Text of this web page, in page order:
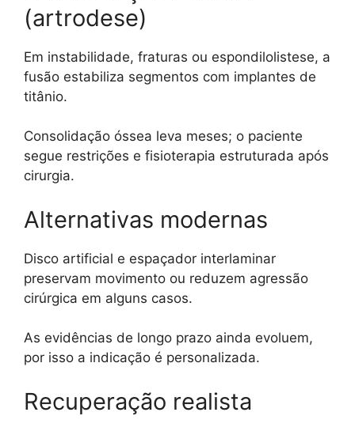
(artrodese)
Em instabilidade, fraturas ou espondilolistese, a
fusão estabiliza segmentos com implantes de
titânio.
Consolidação óssea leva meses; o paciente
segue restrições e fisioterapia estruturada após
cirurgia.
Alternativas modernas
Disco artificial e espaçador interlaminar
preservam movimento ou reduzem agressão
cirúrgica em alguns casos.
As evidências de longo prazo ainda evoluem,
por isso a indicação é personalizada.
Recuperação realista